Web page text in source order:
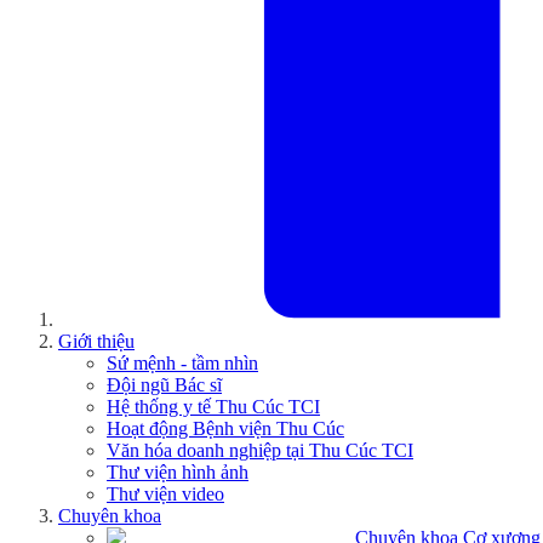
Giới thiệu
Sứ mệnh - tầm nhìn
Đội ngũ Bác sĩ
Hệ thống y tế Thu Cúc TCI
Hoạt động Bệnh viện Thu Cúc
Văn hóa doanh nghiệp tại Thu Cúc TCI
Thư viện hình ảnh
Thư viện video
Chuyên khoa
Chuyên khoa Cơ